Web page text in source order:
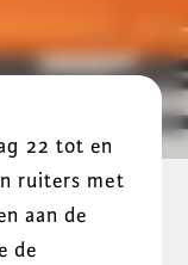
22 tot en
ruiters met
aan de
de